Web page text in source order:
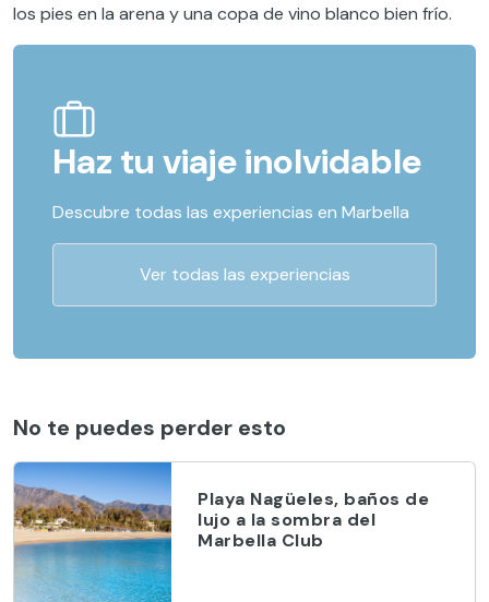
los pies en la arena y una copa de vino blanco bien frío.
Haz tu viaje inolvidable
Descubre todas las experiencias en Marbella
Ver todas las experiencias
No te puedes perder esto
Playa Nagüeles, baños de
lujo a la sombra del
Marbella Club